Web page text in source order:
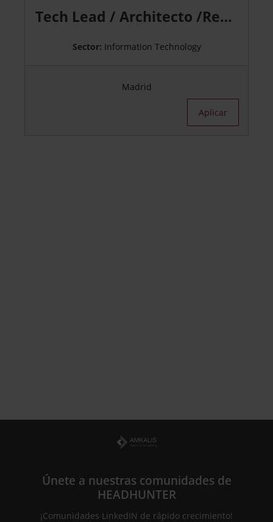
Tech Lead / Architecto /Responsable Low Code
Sector: Information Technology
Madrid
Aplicar
Únete a nuestras comunidades de
HEADHUNTER
¡Comunidades LinkedIN de rápido crecimiento!